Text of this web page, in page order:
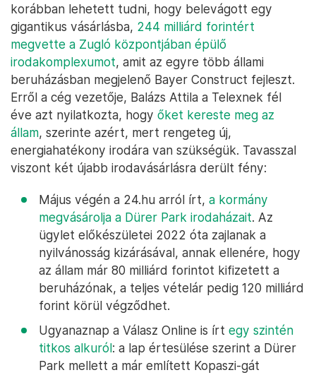
korábban lehetett tudni, hogy belevágott egy
gigantikus vásárlásba, 244 milliárd forintért
megvette a Zugló központjában épülő
irodakomplexumot, amit az egyre több állami
beruházásban megjelenő Bayer Construct fejleszt.
Erről a cég vezetője, Balázs Attila a Telexnek fél
éve azt nyilatkozta, hogy őket kereste meg az
állam, szerinte azért, mert rengeteg új,
energiahatékony irodára van szükségük. Tavasszal
viszont két újabb irodavásárlásra derült fény:
Május végén a 24.hu arról írt, a kormány
megvásárolja a Dürer Park irodaházait. Az
ügylet előkészületei 2022 óta zajlanak a
nyilvánosság kizárásával, annak ellenére, hogy
az állam már 80 milliárd forintot kifizetett a
beruházónak, a teljes vételár pedig 120 milliárd
forint körül végződhet.
Ugyanaznap a Válasz Online is írt egy szintén
titkos alkuról: a lap értesülése szerint a Dürer
Park mellett a már említett Kopaszi-gát